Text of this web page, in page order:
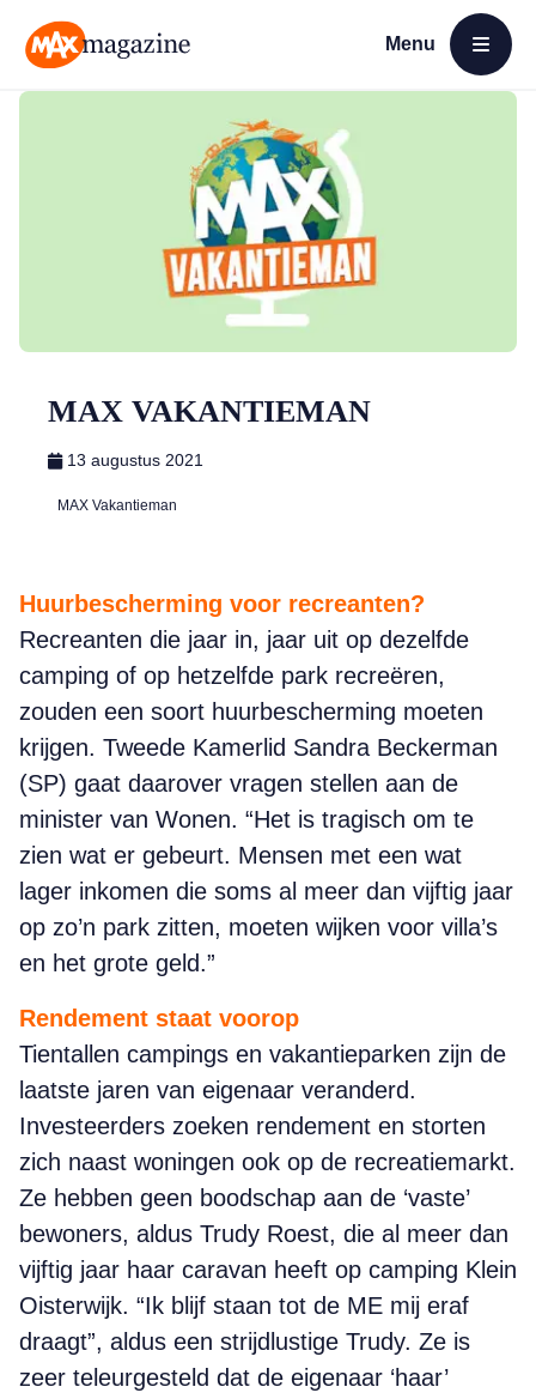
Menu
Open menu
MAX VAKANTIEMAN
13 augustus 2021
MAX Vakantieman
Huurbescherming voor recreanten?
Recreanten die jaar in, jaar uit op dezelfde
camping of op hetzelfde park recreëren,
zouden een soort huurbescherming moeten
krijgen. Tweede Kamerlid Sandra Beckerman
(SP) gaat daarover vragen stellen aan de
minister van Wonen. “Het is tragisch om te
zien wat er gebeurt. Mensen met een wat
lager inkomen die soms al meer dan vijftig jaar
op zo’n park zitten, moeten wijken voor villa’s
en het grote geld.”
Rendement staat voorop
Tientallen campings en vakantieparken zijn de
laatste jaren van eigenaar veranderd.
Investeerders zoeken rendement en storten
zich naast woningen ook op de recreatiemarkt.
Ze hebben geen boodschap aan de ‘vaste’
bewoners, aldus Trudy Roest, die al meer dan
vijftig jaar haar caravan heeft op camping Klein
Oisterwijk. “Ik blijf staan tot de ME mij eraf
draagt”, aldus een strijdlustige Trudy. Ze is
zeer teleurgesteld dat de eigenaar ‘haar’